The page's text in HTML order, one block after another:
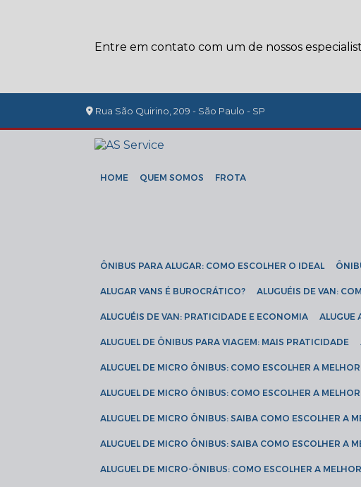
Entre em contato com um de nossos
Rua São Quirino, 209 - São Paulo - SP
HOME QUEM SOMOS FROTA
ÔNIBUS PARA ALUGAR: COMO ESCOLHER O IDEAL
ALUGAR VANS É BUROCRÁTICO? ALUGUÉIS DE VAN:
ALUGUÉIS DE VAN: PRATICIDADE E ECONOMIA
ALUGUEL DE ÔNIBUS PARA VIAGEM: MAIS PRATICIDADE
ALUGUEL DE MICRO ÔNIBUS: COMO ESCOLHER A
ALUGUEL DE MICRO ÔNIBUS: COMO ESCOLHER A
ALUGUEL DE MICRO ÔNIBUS: SAIBA COMO ESCOLHER A
ALUGUEL DE MICRO ÔNIBUS: SAIBA COMO ESCOLHER A
ALUGUEL DE MICRO-ÔNIBUS: COMO ESCOLHER A